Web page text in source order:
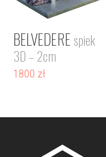
BELVEDEREspiek
3D – 2cm
1800 zł